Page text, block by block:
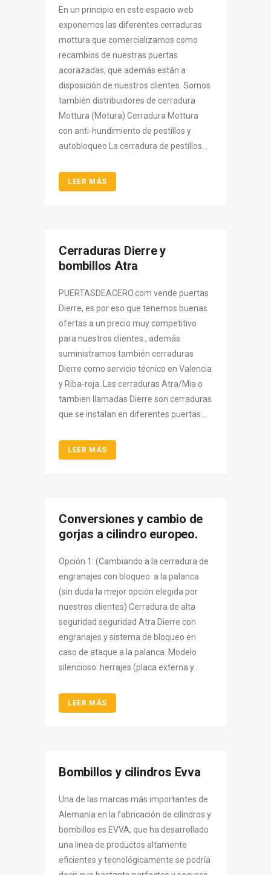
En un principio en este espacio web
exponemos las diferentes cerraduras
mottura que comercializamos como
recambios de nuestras puertas
acorazadas, que además están a
disposición de nuestros clientes. Somos
también distribuidores de cerradura
Mottura (Motura) Cerradura Mottura
con anti-hundimiento de pestillos y
autobloqueo La cerradura de pestillos...
LEER MÁS
Cerraduras Dierre y
bombillos Atra
PUERTASDEACERO.com vende puertas
Dierre, es por eso que tenemos buenas
ofertas a un precio muy competitivo
para nuestros clientes., además
suministramos también cerraduras
Dierre como servicio técnico en Valencia
y Riba-roja. Las cerraduras Atra/Mia o
tambien llamadas Dierre son cerraduras
que se instalan en diferentes puertas...
LEER MÁS
Conversiones y cambio de
gorjas a cilindro europeo.
Opción 1: (Cambiando a la cerradura de
engranajes con bloqueo a la palanca
(sin duda la mejor opción elegida por
nuestros clientes) Cerradura de alta
seguridad seguridad Atra Dierre con
engranajes y sistema de bloqueo en
caso de ataque a la palanca. Modelo
silencioso. herrajes (placa externa y...
LEER MÁS
Bombillos y cilindros Evva
Una de las marcas más importantes de
Alemania en la fabricación de cilindros y
bombillos es EVVA, que ha desarrollado
una linea de productos altamente
eficientes y tecnológicamente se podría